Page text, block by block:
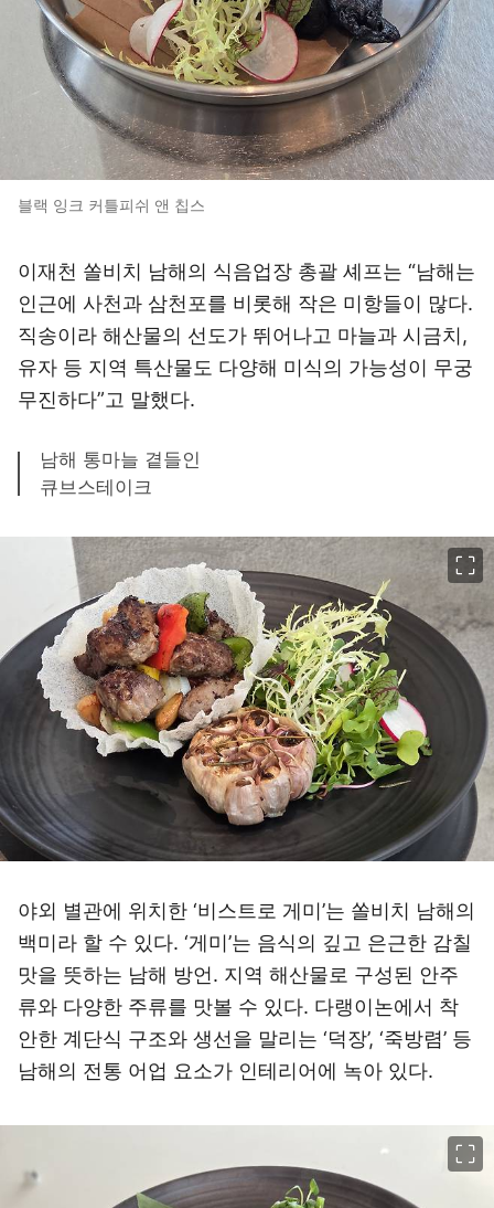
블랙 잉크 커틀피쉬 앤 칩스
이재천 쏠비치 남해의 식음업장 총괄 셰프는 “남해는
인근에 사천과 삼천포를 비롯해 작은 미항들이 많다.
직송이라 해산물의 선도가 뛰어나고 마늘과 시금치,
유자 등 지역 특산물도 다양해 미식의 가능성이 무궁
무진하다”고 말했다.
남해 통마늘 곁들인
큐브스테이크
야외 별관에 위치한 ‘비스트로 게미’는 쏠비치 남해의
백미라 할 수 있다. ‘게미’는 음식의 깊고 은근한 감칠
맛을 뜻하는 남해 방언. 지역 해산물로 구성된 안주
류와 다양한 주류를 맛볼 수 있다. 다랭이논에서 착
안한 계단식 구조와 생선을 말리는 ‘덕장’, ‘죽방렴’ 등
남해의 전통 어업 요소가 인테리어에 녹아 있다.